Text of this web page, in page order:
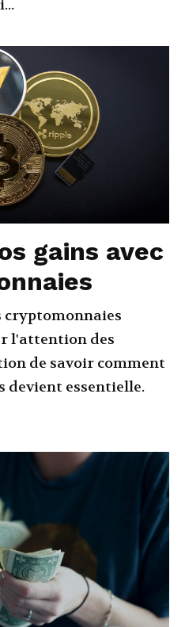
gains avec
cryptomonnaies
l'attention des
de savoir comment
devient essentielle.